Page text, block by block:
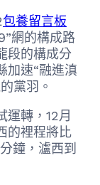
包養留言板
網的構成路
段的構成分
加速“融進滇
黨羽。
轉，12月
的裡程將比
鐘，瀘西到